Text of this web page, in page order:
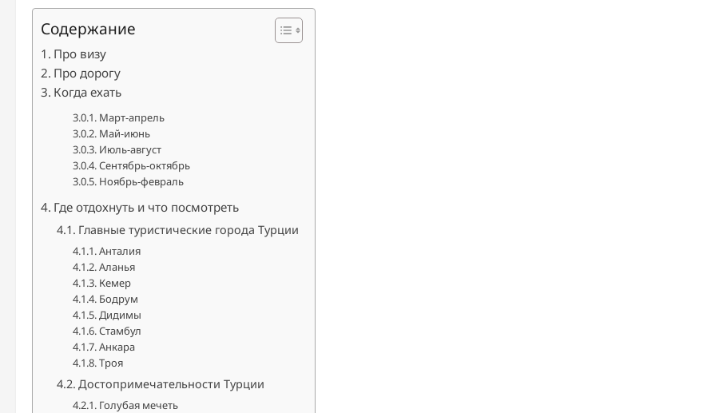
Содержание
Про визу
Про дорогу
Когда ехать
Март-апрель
Май-июнь
Июль-август
Сентябрь-октябрь
Ноябрь-февраль
Где отдохнуть и что посмотреть
Главные туристические города Турции
Анталия
Аланья
Кемер
Бодрум
Дидимы
Стамбул
Анкара
Троя
Достопримечательности Турции
Голубая мечеть